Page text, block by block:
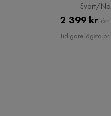
Svart/
Pris
2 399 kr
Pris
Tidigare lägsta